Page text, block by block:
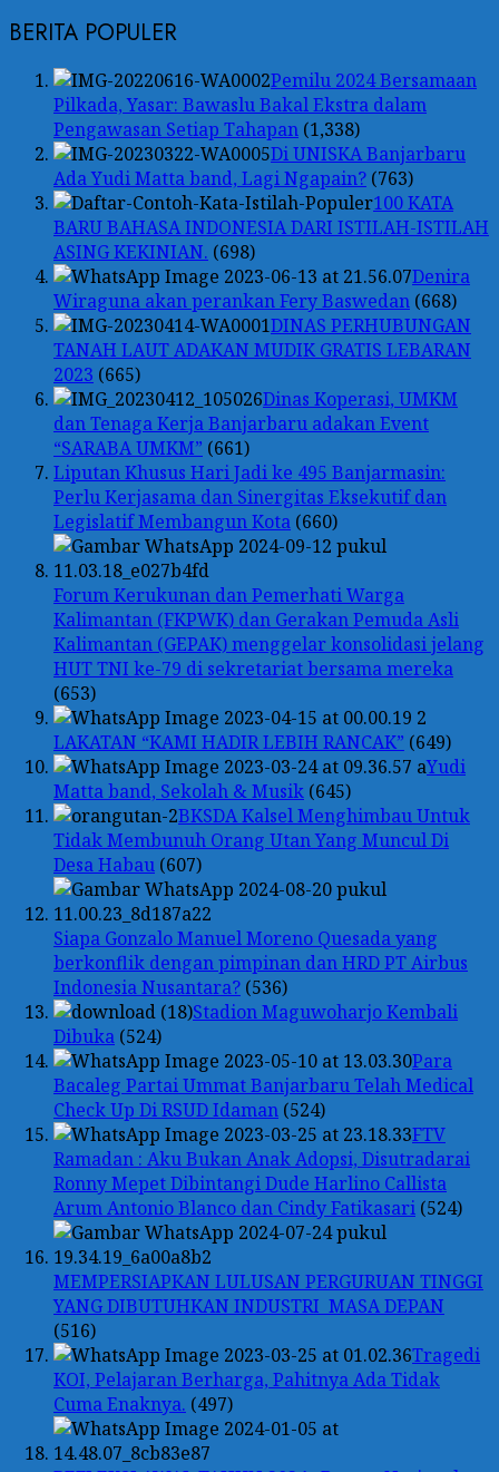
BERITA POPULER
Pemilu 2024 Bersamaan
Pilkada, Yasar: Bawaslu Bakal Ekstra dalam
Pengawasan Setiap Tahapan (1,338)
Di UNISKA Banjarbaru
Ada Yudi Matta band, Lagi Ngapain? (763)
100 KATA
BARU BAHASA INDONESIA DARI ISTILAH-ISTILAH
ASING KEKINIAN. (698)
Denira
Wiraguna akan perankan Fery Baswedan (668)
DINAS PERHUBUNGAN
TANAH LAUT ADAKAN MUDIK GRATIS LEBARAN
2023 (665)
Dinas Koperasi, UMKM
dan Tenaga Kerja Banjarbaru adakan Event
“SARABA UMKM” (661)
Liputan Khusus Hari Jadi ke 495 Banjarmasin:
Perlu Kerjasama dan Sinergitas Eksekutif dan
Legislatif Membangun Kota (660)
Forum Kerukunan dan Pemerhati Warga
Kalimantan (FKPWK) dan Gerakan Pemuda Asli
Kalimantan (GEPAK) menggelar konsolidasi jelang
HUT TNI ke-79 di sekretariat bersama mereka
(653)
LAKATAN “KAMI HADIR LEBIH RANCAK” (649)
Yudi
Matta band, Sekolah & Musik (645)
BKSDA Kalsel Menghimbau Untuk
Tidak Membunuh Orang Utan Yang Muncul Di
Desa Habau (607)
Siapa Gonzalo Manuel Moreno Quesada yang
berkonflik dengan pimpinan dan HRD PT Airbus
Indonesia Nusantara? (536)
Stadion Maguwoharjo Kembali
Dibuka (524)
Para
Bacaleg Partai Ummat Banjarbaru Telah Medical
Check Up Di RSUD Idaman (524)
FTV
Ramadan : Aku Bukan Anak Adopsi, Disutradarai
Ronny Mepet Dibintangi Dude Harlino Callista
Arum Antonio Blanco dan Cindy Fatikasari (524)
MEMPERSIAPKAN LULUSAN PERGURUAN TINGGI
YANG DIBUTUHKAN INDUSTRI MASA DEPAN
(516)
Tragedi
KOI, Pelajaran Berharga, Pahitnya Ada Tidak
Cuma Enaknya. (497)